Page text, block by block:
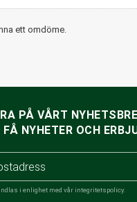
ett omdöme.
PÅ VÅRT
NYHETER OCH
i enlighet med vår integritetspolicy.